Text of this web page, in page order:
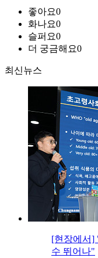
좋아요0
화나요0
슬퍼요0
더 궁금해요0
최신뉴스
[현장에서]
수 뛰어나"